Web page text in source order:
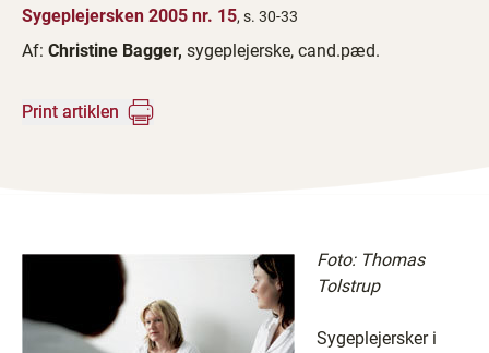
Sygeplejersken 2005 nr. 15, s. 30-33
Af: Christine Bagger, sygeplejerske, cand.pæd.
Print artiklen
Foto: Thomas
Tolstrup
Sygeplejersker i